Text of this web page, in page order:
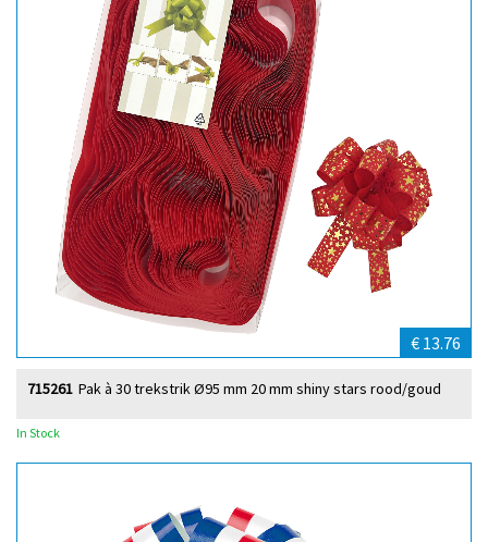
€ 13.76
Pak à 30 trekstrik Ø95 mm 20 mm shiny stars rood/goud
715261
In Stock